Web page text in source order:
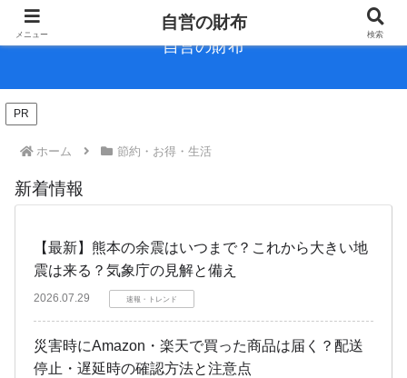
自営の財布
PR
ホーム 節約・お得・生活
新着情報
【最新】熊本の余震はいつまで？これから大きい地
震は来る？気象庁の見解と備え
2026.07.29 速報・トレンド
災害時にAmazon・楽天で買った商品は届く？配送
停止・遅延時の確認方法と注意点
メニュー
自営の財布
検索